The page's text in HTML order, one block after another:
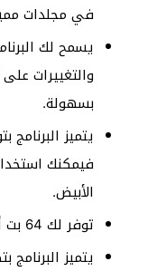
في مجلدات
يسمح لك
والتغييرات
بسهولة.
يتميز
فيمكنك
الأبيض.
توفر لك 64 بت أنواع مختلفة من الطلاء.
يتميز